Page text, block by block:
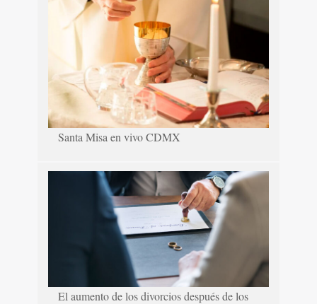
Santa Misa en vivo CDMX
El aumento de los divorcios después de los